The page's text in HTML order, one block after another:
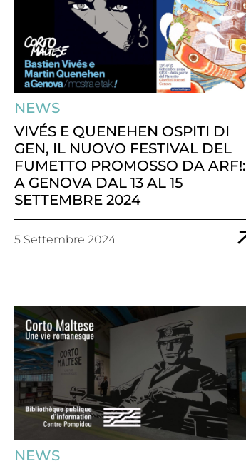
NEWS
VIVÉS E QUENEHEN OSPITI DI
GEN, IL NUOVO FESTIVAL DEL
FUMETTO PROMOSSO DA ARF!:
A GENOVA DAL 13 AL 15
SETTEMBRE 2024
5 Settembre 2024
NEWS